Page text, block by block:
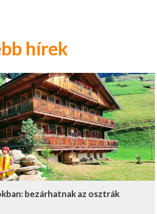
hírek
bezárhatnak az osztrák